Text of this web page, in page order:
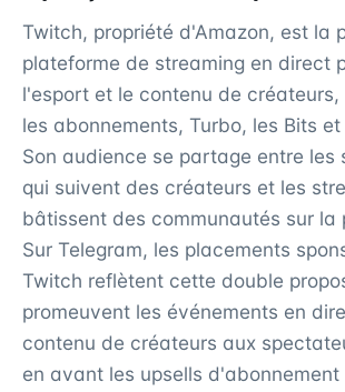
Twitch, propriété d'Amazon, est la
plateforme de streaming en direct
l'esport et le contenu de créateurs,
les abonnements, Turbo, les Bits
Son audience se partage entre les
qui suivent des créateurs et les
bâtissent des communautés sur la
Sur Telegram, les placements
Twitch reflètent cette double
promeuvent les événements en
contenu de créateurs aux
en avant les upsells d'abonnement